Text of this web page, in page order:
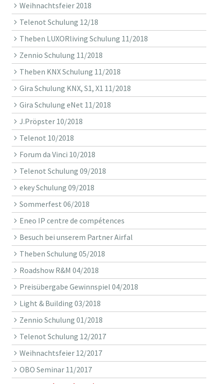
Weihnachtsfeier 2018
Telenot Schulung 12/18
Theben LUXORliving Schulung 11/2018
Zennio Schulung 11/2018
Theben KNX Schulung 11/2018
Gira Schulung KNX, S1, X1 11/2018
Gira Schulung eNet 11/2018
J.Pröpster 10/2018
Telenot 10/2018
Forum da Vinci 10/2018
Telenot Schulung 09/2018
ekey Schulung 09/2018
Sommerfest 06/2018
Eneo IP centre de compétences
Besuch bei unserem Partner Airfal
Theben Schulung 05/2018
Roadshow R&M 04/2018
Preisübergabe Gewinnspiel 04/2018
Light & Building 03/2018
Zennio Schulung 01/2018
Telenot Schulung 12/2017
Weihnachtsfeier 12/2017
OBO Seminar 11/2017